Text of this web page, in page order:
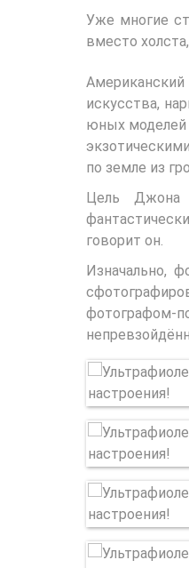
Уже многие
вместо
искусства,
юных моделей
по земле из
Цель Джона
говорит он.
Изначально,
фотографом-